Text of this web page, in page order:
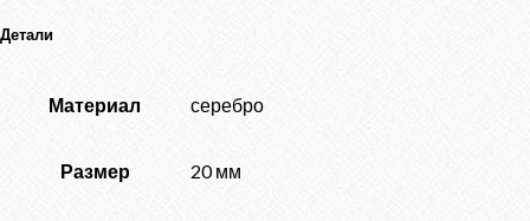
Детали
Материал серебро
Размер 20 мм